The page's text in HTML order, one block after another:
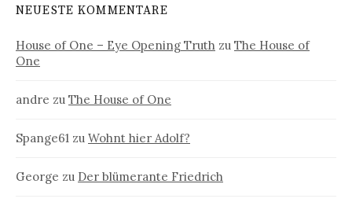
NEUESTE KOMMENTARE
House of One – Eye Opening Truth zu The House of
One
andre zu The House of One
Spange61 zu Wohnt hier Adolf?
George zu Der blümerante Friedrich